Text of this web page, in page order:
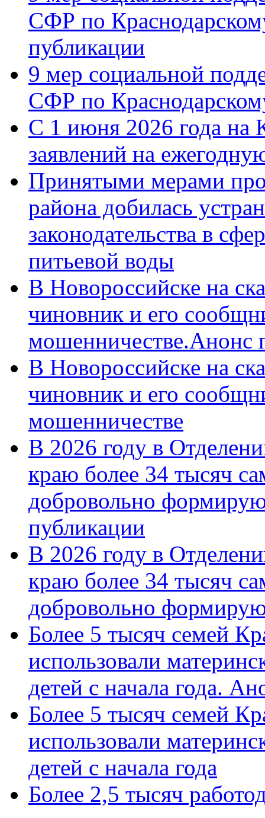
СФР по
публикации
9 мер социальной
СФР по
С 1 июня 2026 года на
заявлений на
Принятыми мерами
района добилась
законодательства в
питьевой воды
В Новороссийске на
чиновник и его
мошенничестве.Анонс
В Новороссийске на
чиновник и его
мошенничестве
В 2026 году в
краю более 34 тысяч
добровольно
публикации
В 2026 году в
краю более 34 тысяч
добровольно
Более 5 тысяч семей
использовали
детей с начала года.
Более 5 тысяч семей
использовали
детей с начала года
Более 2,5 тысяч